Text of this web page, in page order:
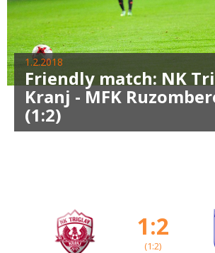
1.2.2018
Friendly match: NK
Kranj - MFK
(1:2)
1:2
(1:2)